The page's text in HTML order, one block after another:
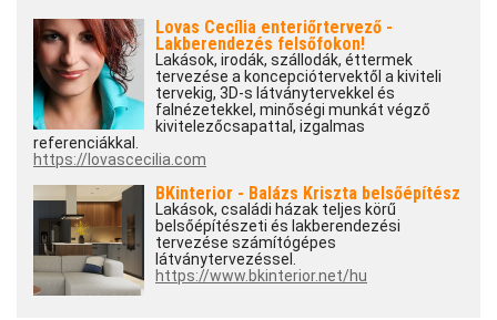
Lovas Cecília enteriőrtervező -
Lakberendezés felsőfokon!
Lakások, irodák, szállodák, éttermek
tervezése a koncepciótervektől a kiviteli
tervekig, 3D-s látványtervekkel és
falnézetekkel, minőségi munkát végző
kivitelezőcsapattal, izgalmas
referenciákkal.
https://lovascecilia.com
BKinterior - Balázs Kriszta belsőépítész
Lakások, családi házak teljes körű
belsőépítészeti és lakberendezési
tervezése számítógépes
látványtervezéssel.
https://www.bkinterior.net/hu